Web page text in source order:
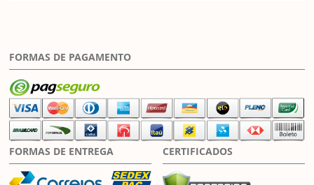
FORMAS DE PAGAMENTO
FORMAS DE ENTREGA CERTIFICADOS